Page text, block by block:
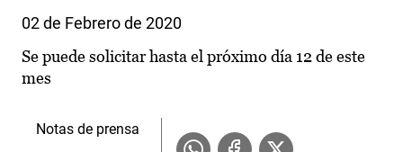
02 de Febrero de 2020
Se puede solicitar hasta el próximo día 12 de este
mes
Notas de prensa